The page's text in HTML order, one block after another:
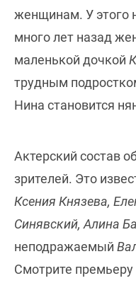
женщинам. У этого
много лет назад
маленькой дочкой
трудным
Нина становится
Актерский состав
зрителей. Это
Ксения Князева,
Синявский, Алина
неподражаемый
Смотрите